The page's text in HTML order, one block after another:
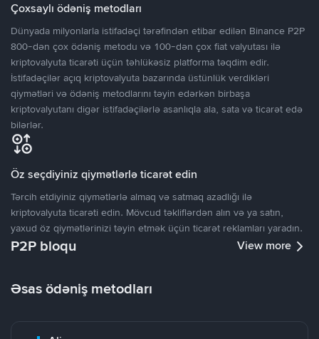
Çoxsaylı ödəniş metodları
Dünyada milyonlarla istifadəçi tərəfindən etibar edilən Binance P2P
800-dən çox ödəniş metodu və 100-dən çox fiat valyutası ilə
kriptovalyuta ticarəti üçün təhlükəsiz platforma təqdim edir.
İstifadəçilər açıq kriptovalyuta bazarında üstünlük verdikləri
qiymətləri və ödəniş metodlarını təyin edərkən birbaşa
kriptovalyutanı digər istifadəçilərlə asanlıqla ala, sata və ticarət edə
bilərlər.
Öz seçdiyiniz qiymətlərlə ticarət edin
Tərcih etdiyiniz qiymətlərlə almaq və satmaq azadlığı ilə
kriptovalyuta ticarəti edin. Mövcud təkliflərdən alın və ya satın,
yaxud öz qiymətlərinizi təyin etmək üçün ticarət reklamları yaradın.
P2P bloqu View more
Əsas ödəniş metodları